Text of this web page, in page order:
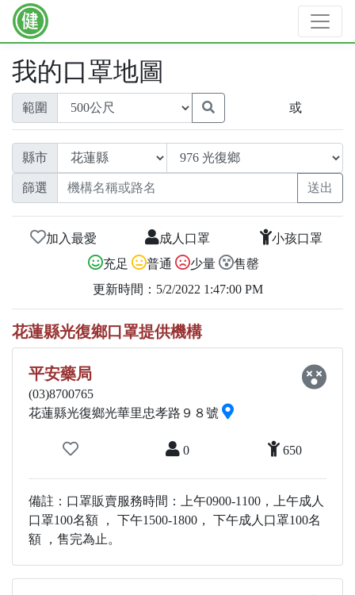
我的口罩地圖
範圍 或
縣市
篩選
加入最愛 成人口罩
小孩口罩
充足
普通 少量
售罄
更新時間：5/2/2022 1:47:00 PM
花蓮縣光復鄉口罩提供機構
平安藥局
(03)8700765
花蓮縣光復鄉光華里忠孝路９８號
0 650
備註：口罩販賣服務時間：上午0900-1100，上午成人
口罩100名額 ， 下午1500-1800， 下午成人口罩100名
額 ，售完為止。